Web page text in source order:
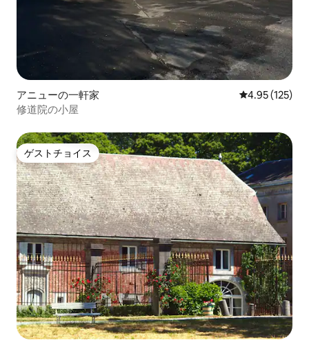
アニューの一軒家 レビュー125
4.95 (125)
修道院の小屋
ゲストチョイス
ゲストチョイス